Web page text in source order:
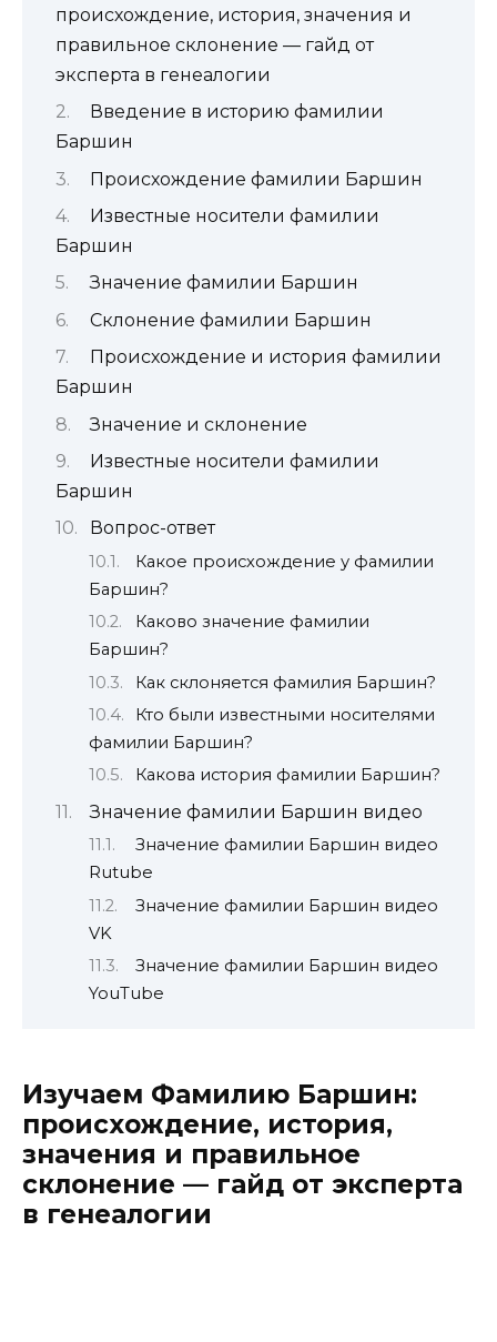
происхождение, история, значения и
правильное склонение — гайд от
эксперта в генеалогии
Введение в историю фамилии
Баршин
Происхождение фамилии Баршин
Известные носители фамилии
Баршин
Значение фамилии Баршин
Склонение фамилии Баршин
Происхождение и история фамилии
Баршин
Значение и склонение
Известные носители фамилии
Баршин
Вопрос-ответ
Какое происхождение у фамилии
Баршин?
Каково значение фамилии
Баршин?
Как склоняется фамилия Баршин?
Кто были известными носителями
фамилии Баршин?
Какова история фамилии Баршин?
Значение фамилии Баршин видео
Значение фамилии Баршин видео
Rutube
Значение фамилии Баршин видео
VK
Значение фамилии Баршин видео
YouTube
Изучаем Фамилию Баршин:
происхождение, история,
значения и правильное
склонение — гайд от эксперта
в генеалогии